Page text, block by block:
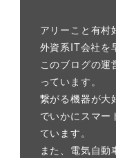
アリーこと有村
外資系IT会社を
このブログの運
っています。
繋がる機器が大
でいかにスマー
ています。
また、電気自動